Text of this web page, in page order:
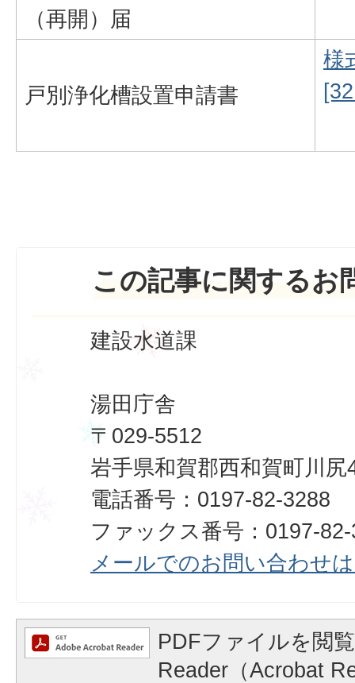
（再開）届
戸別浄化槽設置申請書
様
この記事に関するお
建設水道課
湯田庁舎
〒029-5512
岩手県和賀郡西和賀町川
電話番号：0197-82-3288
ファックス番号：0197-
メールでのお問い合わせ
PDFファイルを閲
Reader（Acrobat